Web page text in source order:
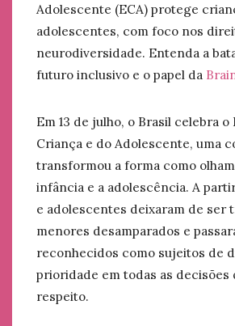
Adolescente (ECA) protege
adolescentes, com foco nos
neurodiversidade. Entenda a
futuro inclusivo e o papel da
Em 13 de julho, o Brasil celebra
Criança e do Adolescente, uma
transformou a forma como
infância e a adolescência. A
e adolescentes deixaram de ser
menores desamparados e
reconhecidos como sujeitos de
prioridade em todas as decisões
respeito.